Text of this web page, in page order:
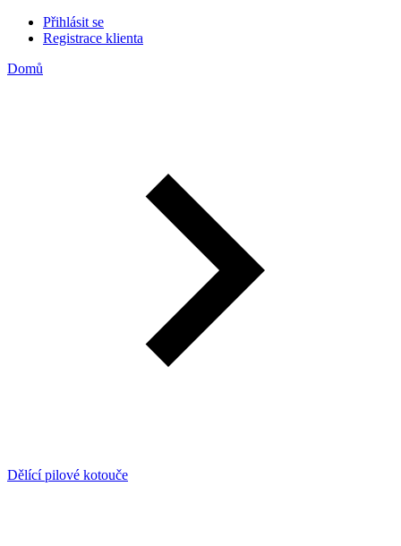
Přihlásit se
Registrace klienta
Domů
Dělící pilové kotouče